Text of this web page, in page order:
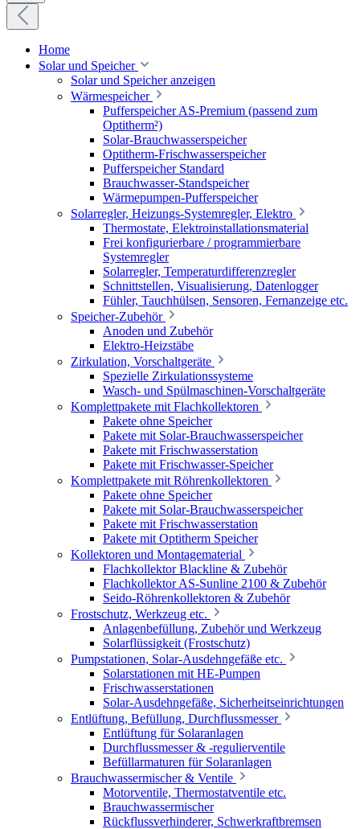
Home
Solar und Speicher
Solar und Speicher anzeigen
Wärmespeicher
Pufferspeicher AS-Premium (passend zum
Optitherm²)
Solar-Brauchwasserspeicher
Optitherm-Frischwasserspeicher
Pufferspeicher Standard
Brauchwasser-Standspeicher
Wärmepumpen-Pufferspeicher
Solarregler, Heizungs-Systemregler, Elektro
Thermostate, Elektroinstallationsmaterial
Frei konfigurierbare / programmierbare
Systemregler
Solarregler, Temperaturdifferenzregler
Schnittstellen, Visualisierung, Datenlogger
Fühler, Tauchhülsen, Sensoren, Fernanzeige etc.
Speicher-Zubehör
Anoden und Zubehör
Elektro-Heizstäbe
Zirkulation, Vorschaltgeräte
Spezielle Zirkulationssysteme
Wasch- und Spülmaschinen-Vorschaltgeräte
Komplettpakete mit Flachkollektoren
Pakete ohne Speicher
Pakete mit Solar-Brauchwasserspeicher
Pakete mit Frischwasserstation
Pakete mit Frischwasser-Speicher
Komplettpakete mit Röhrenkollektoren
Pakete ohne Speicher
Pakete mit Solar-Brauchwasserspeicher
Pakete mit Frischwasserstation
Pakete mit Optitherm Speicher
Kollektoren und Montagematerial
Flachkollektor Blackline & Zubehör
Flachkollektor AS-Sunline 2100 & Zubehör
Seido-Röhrenkollektoren & Zubehör
Frostschutz, Werkzeug etc.
Anlagenbefüllung, Zubehör und Werkzeug
Solarflüssigkeit (Frostschutz)
Pumpstationen, Solar-Ausdehngefäße etc.
Solarstationen mit HE-Pumpen
Frischwasserstationen
Solar-Ausdehngefäße, Sicherheitseinrichtungen
Entlüftung, Befüllung, Durchflussmesser
Entlüftung für Solaranlagen
Durchflussmesser & -regulierventile
Befüllarmaturen für Solaranlagen
Brauchwassermischer & Ventile
Motorventile, Thermostatventile etc.
Brauchwassermischer
Rückflussverhinderer, Schwerkraftbremsen